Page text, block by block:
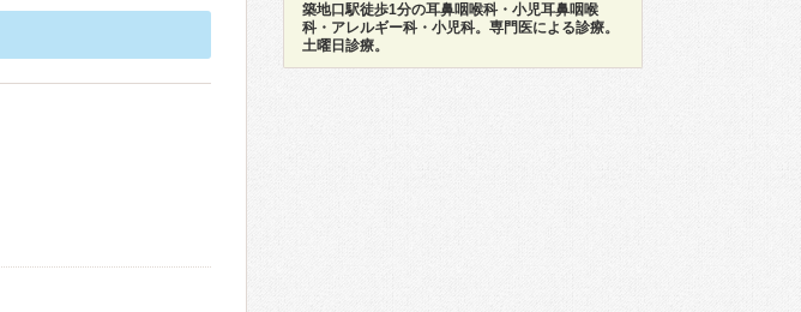
築地口駅徒歩1分の耳鼻咽喉科・小児耳鼻咽喉
科・アレルギー科・小児科。専門医による診療。
土曜日診療。